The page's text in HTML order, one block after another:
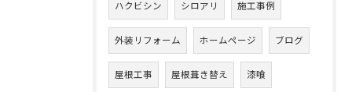
ハクビシン シロアリ 施工事例
外装リフォーム ホームページ ブログ
屋根工事 屋根葺き替え 漆喰